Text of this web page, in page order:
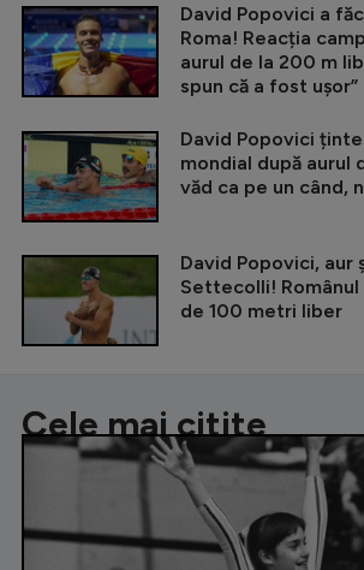
David Popovici a
Roma! Reacția
aurul de la 200 m
spun că a fost ușor”
David Popovici
mondial după aurul
văd ca pe un când,
David Popovici, aur
Settecolli!
de 100 metri liber
Cele mai citite